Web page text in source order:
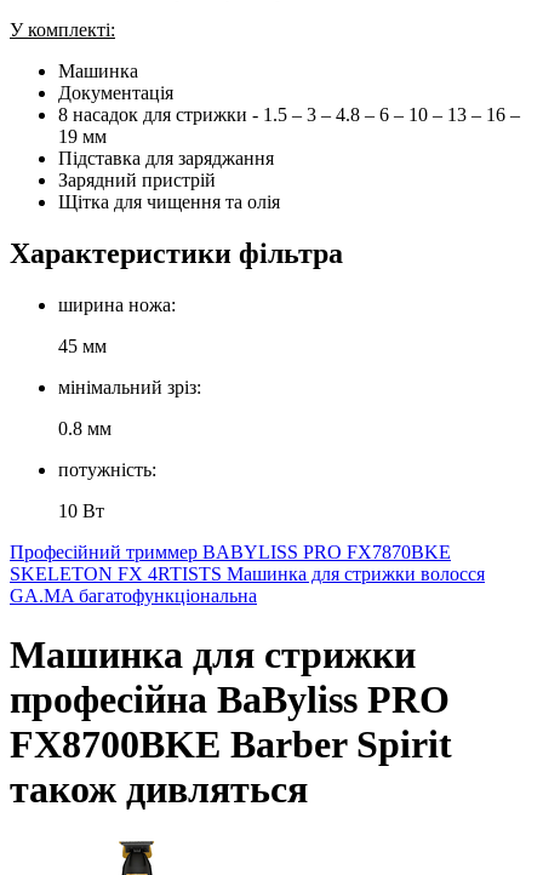
У комплекті:
Машинка
Документація
8 насадок для стрижки - 1.5 – 3 – 4.8 – 6 – 10 – 13 – 16 –
19 мм
Підставка для заряджання
Зарядний пристрій
Щітка для чищення та олія
Характеристики фільтра
ширина ножа:
45 мм
мінімальний зріз:
0.8 мм
потужність:
10 Вт
Професійний триммер BABYLISS PRO FX7870BKE
SKELETON FX 4RTISTS Машинка для стрижки волосся
GA.MA багатофункціональна
Машинка для стрижки
професійна BaByliss PRO
FX8700BKE Barber Spirit
також дивляться